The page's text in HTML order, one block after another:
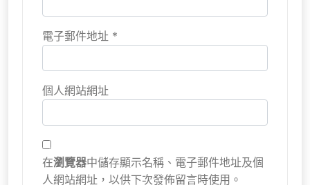
電子郵件地址 *
個人網站網址
在瀏覽器中儲存顯示名稱、電子郵件地址及個
人網站網址，以供下次發佈留言時使用。